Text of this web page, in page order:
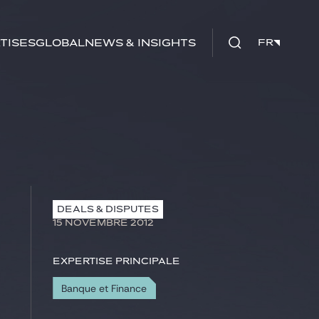
GlobalNews & insights FR
FR
DEALS & DISPUTES
15 NOVEMBRE 2012
Expertise principale
Banque et Finance